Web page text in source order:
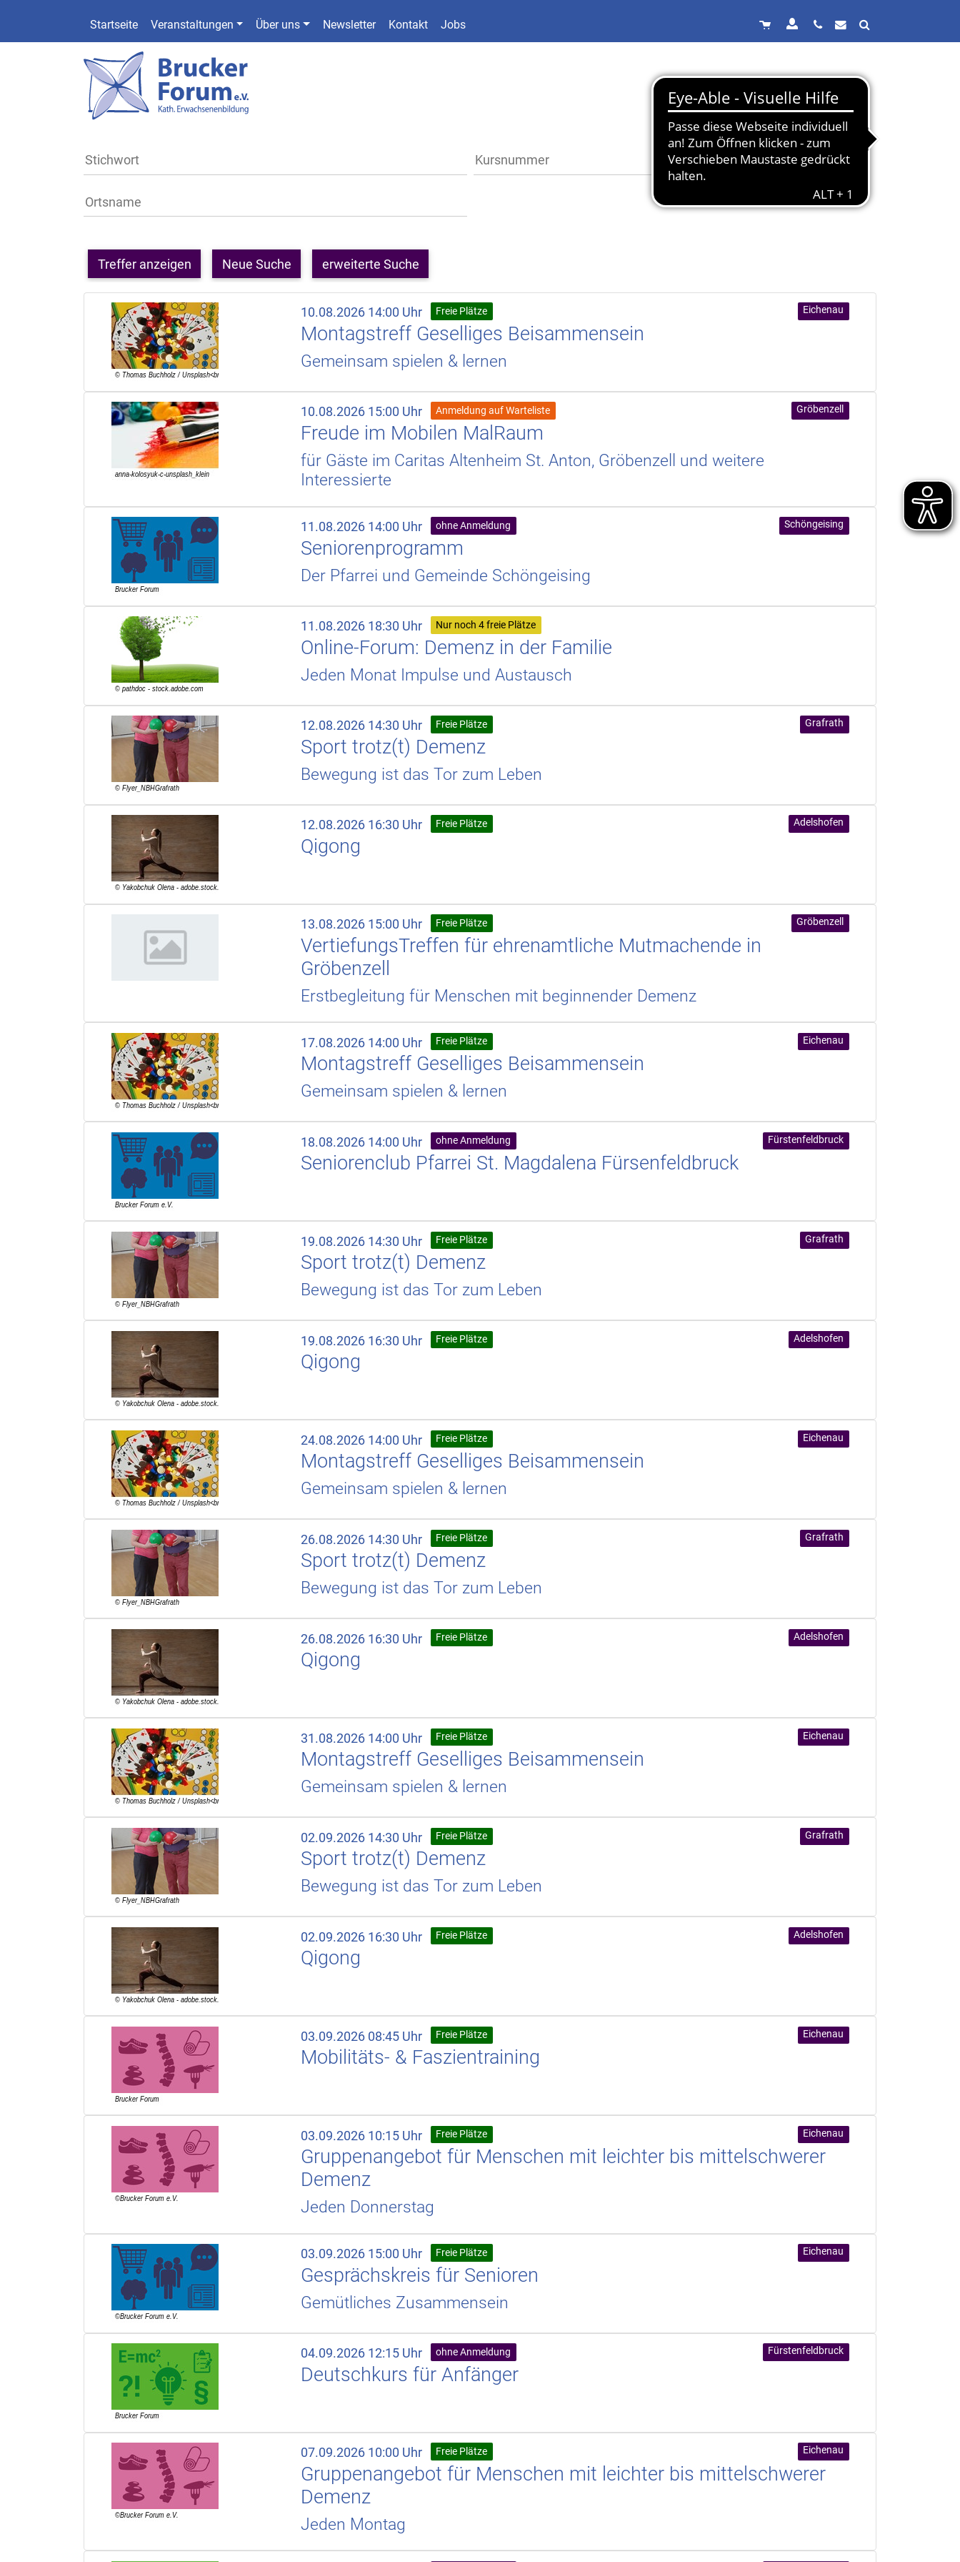
Startseite Veranstaltungen Über uns Newsletter Kontakt Jobs
Treffer anzeigen Neue Suche erweiterte Suche
10.08.2026 14:00 Uhr Freie Plätze Eichenau
Montagstreff Geselliges Beisammensein
Gemeinsam spielen & lernen
10.08.2026 15:00 Uhr Anmeldung auf Warteliste Gröbenzell
Freude im Mobilen MalRaum
für Gäste im Caritas Altenheim St. Anton, Gröbenzell und weitere
Interessierte
11.08.2026 14:00 Uhr ohne Anmeldung Schöngeising
Seniorenprogramm
Der Pfarrei und Gemeinde Schöngeising
11.08.2026 18:30 Uhr Nur noch 4 freie Plätze
Online-Forum: Demenz in der Familie
Jeden Monat Impulse und Austausch
12.08.2026 14:30 Uhr Freie Plätze Grafrath
Sport trotz(t) Demenz
Bewegung ist das Tor zum Leben
12.08.2026 16:30 Uhr Freie Plätze Adelshofen
Qigong
13.08.2026 15:00 Uhr Freie Plätze Gröbenzell
VertiefungsTreffen für ehrenamtliche Mutmachende in
Gröbenzell
Erstbegleitung für Menschen mit beginnender Demenz
17.08.2026 14:00 Uhr Freie Plätze Eichenau
Montagstreff Geselliges Beisammensein
Gemeinsam spielen & lernen
18.08.2026 14:00 Uhr ohne Anmeldung Fürstenfeldbruck
Seniorenclub Pfarrei St. Magdalena Fürsenfeldbruck
19.08.2026 14:30 Uhr Freie Plätze Grafrath
Sport trotz(t) Demenz
Bewegung ist das Tor zum Leben
19.08.2026 16:30 Uhr Freie Plätze Adelshofen
Qigong
24.08.2026 14:00 Uhr Freie Plätze Eichenau
Montagstreff Geselliges Beisammensein
Gemeinsam spielen & lernen
26.08.2026 14:30 Uhr Freie Plätze Grafrath
Sport trotz(t) Demenz
Bewegung ist das Tor zum Leben
26.08.2026 16:30 Uhr Freie Plätze Adelshofen
Qigong
31.08.2026 14:00 Uhr Freie Plätze Eichenau
Montagstreff Geselliges Beisammensein
Gemeinsam spielen & lernen
02.09.2026 14:30 Uhr Freie Plätze Grafrath
Sport trotz(t) Demenz
Bewegung ist das Tor zum Leben
02.09.2026 16:30 Uhr Freie Plätze Adelshofen
Qigong
03.09.2026 08:45 Uhr Freie Plätze Eichenau
Mobilitäts- & Faszientraining
03.09.2026 10:15 Uhr Freie Plätze Eichenau
Gruppenangebot für Menschen mit leichter bis mittelschwerer
Demenz
Jeden Donnerstag
03.09.2026 15:00 Uhr Freie Plätze Eichenau
Gesprächskreis für Senioren
Gemütliches Zusammensein
04.09.2026 12:15 Uhr ohne Anmeldung Fürstenfeldbruck
Deutschkurs für Anfänger
07.09.2026 10:00 Uhr Freie Plätze Eichenau
Gruppenangebot für Menschen mit leichter bis mittelschwerer
Demenz
Jeden Montag